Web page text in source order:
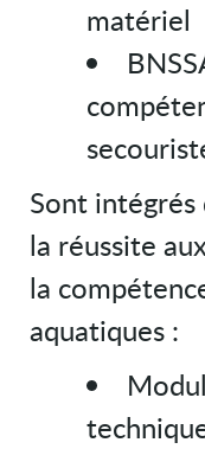
matériel
Sont
la réussite
la
aquatiques :